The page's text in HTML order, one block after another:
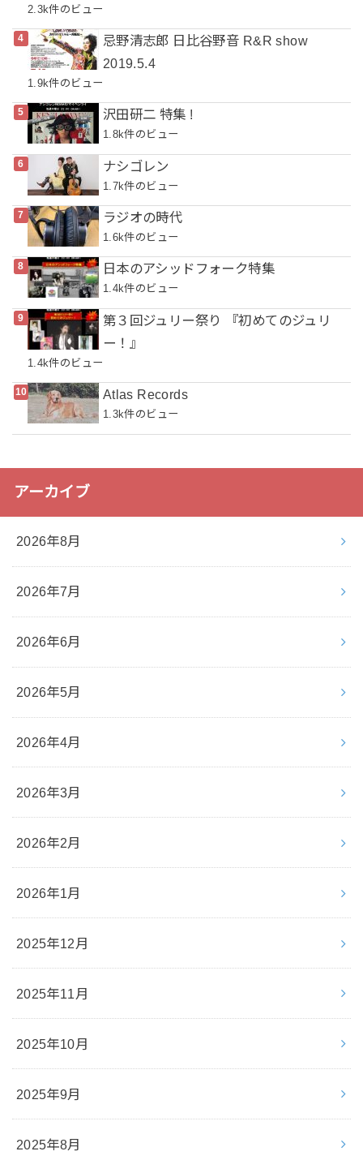
2.3k件のビュー
忌野清志郎 日比谷野音 R&R show
2019.5.4
1.9k件のビュー
沢田研二 特集 !
1.8k件のビュー
ナシゴレン
1.7k件のビュー
ラジオの時代
1.6k件のビュー
日本のアシッドフォーク特集
1.4k件のビュー
第３回ジュリー祭り 『初めてのジュリ
ー！』
1.4k件のビュー
Atlas Records
1.3k件のビュー
アーカイブ
2026年8月
2026年7月
2026年6月
2026年5月
2026年4月
2026年3月
2026年2月
2026年1月
2025年12月
2025年11月
2025年10月
2025年9月
2025年8月